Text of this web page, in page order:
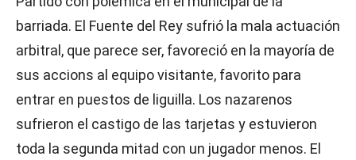
barriada. El Fuente del Rey sufrió la mala actuación
arbitral, que parece ser, favoreció en la mayoría de
sus accions al equipo visitante, favorito para
entrar en puestos de liguilla. Los nazarenos
sufrieron el castigo de las tarjetas y estuvieron
toda la segunda mitad con un jugador menos. El